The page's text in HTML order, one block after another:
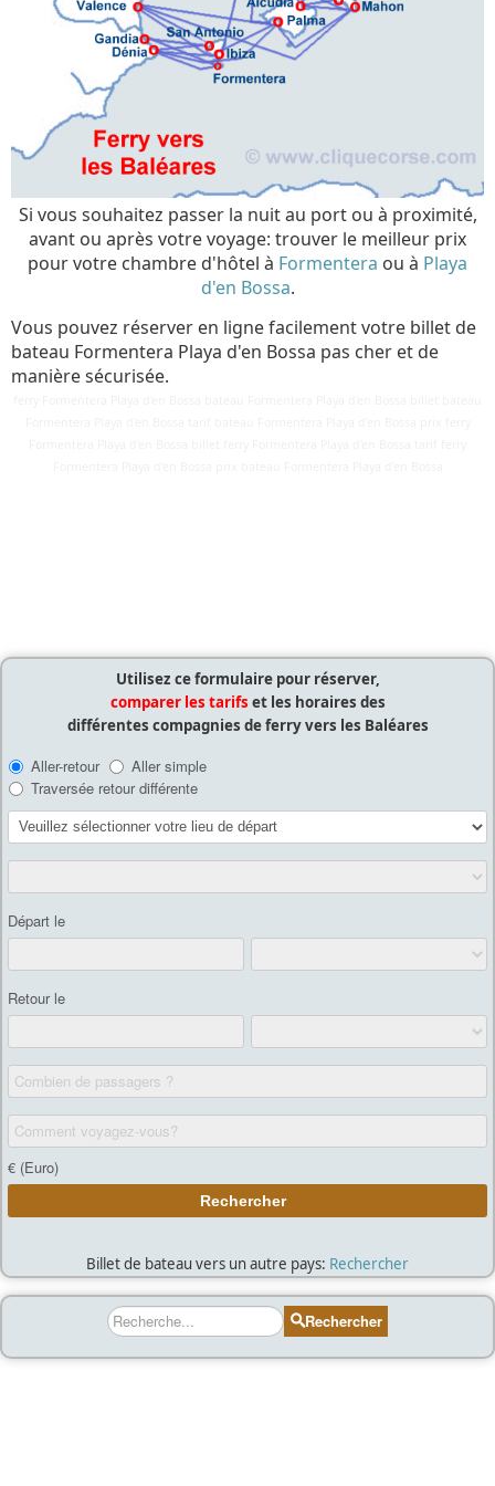
Si vous souhaitez passer la nuit au port ou à proximité,
avant ou après votre voyage: trouver le meilleur prix
pour votre chambre d'hôtel à Formentera ou à Playa
d'en Bossa.
Vous pouvez réserver en ligne facilement votre billet de
bateau Formentera Playa d'en Bossa pas cher et de
manière sécurisée.
Utilisez ce formulaire pour réserver,
comparer les tarifs et les horaires des
différentes compagnies de ferry vers les Baléares
Billet de bateau vers un autre pays: Rechercher
Rechercher Rechercher